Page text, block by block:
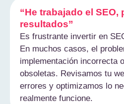
“He trabajado el SEO,
resultados”
Es frustrante invertir en
En muchos casos, el
implementación incorrecta
obsoletas. Revisamos tu
errores y optimizamos lo
realmente funcione.